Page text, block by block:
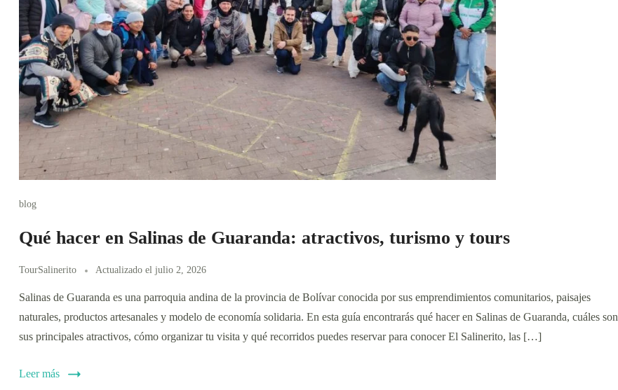
blog
Qué hacer en Salinas de Guaranda: atractivos, turismo y tours
TourSalinerito Actualizado el julio 2, 2026
Salinas de Guaranda es una parroquia andina de la provincia de Bolívar conocida por sus emprendimientos comunitarios, paisajes
naturales, productos artesanales y modelo de economía solidaria. En esta guía encontrarás qué hacer en Salinas de Guaranda, cuáles son
sus principales atractivos, cómo organizar tu visita y qué recorridos puedes reservar para conocer El Salinerito, las […]
Leer más